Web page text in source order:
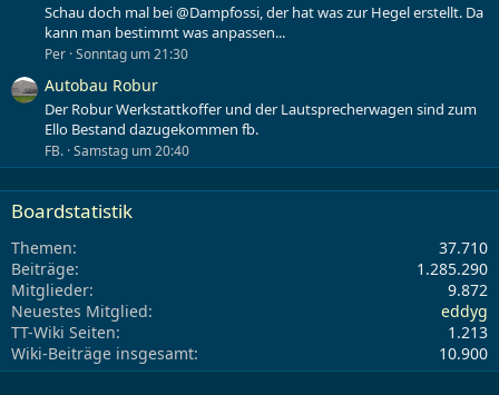
Schau doch mal bei @Dampfossi, der hat was zur Hegel erstellt. Da
kann man bestimmt was anpassen...
Per Sonntag um 21:30
Autobau Robur
Der Robur Werkstattkoffer und der Lautsprecherwagen sind zum
Ello Bestand dazugekommen fb.
FB. Samstag um 20:40
Boardstatistik
Themen
37.710
Beiträge
1.285.290
Mitglieder
9.872
Neuestes Mitglied
eddyg
TT-Wiki Seiten
1.213
Wiki-Beiträge insgesamt
10.900